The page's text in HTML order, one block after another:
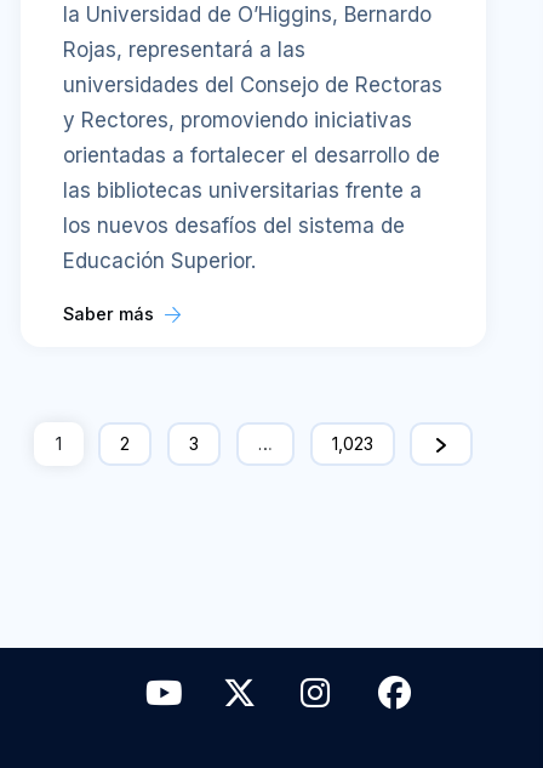
la Universidad de O’Higgins, Bernardo
Rojas, representará a las
universidades del Consejo de Rectoras
y Rectores, promoviendo iniciativas
orientadas a fortalecer el desarrollo de
las bibliotecas universitarias frente a
los nuevos desafíos del sistema de
Educación Superior.
Saber más
1 2 3 … 1,023